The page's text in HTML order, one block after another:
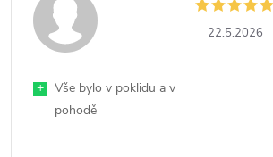
22.5.2026
+
Vše bylo v poklidu a v
pohodě